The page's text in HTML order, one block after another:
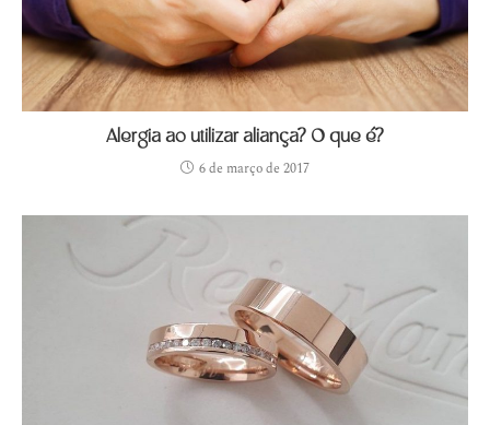
Alergia ao utilizar aliança? O que é?
6 de março de 2017